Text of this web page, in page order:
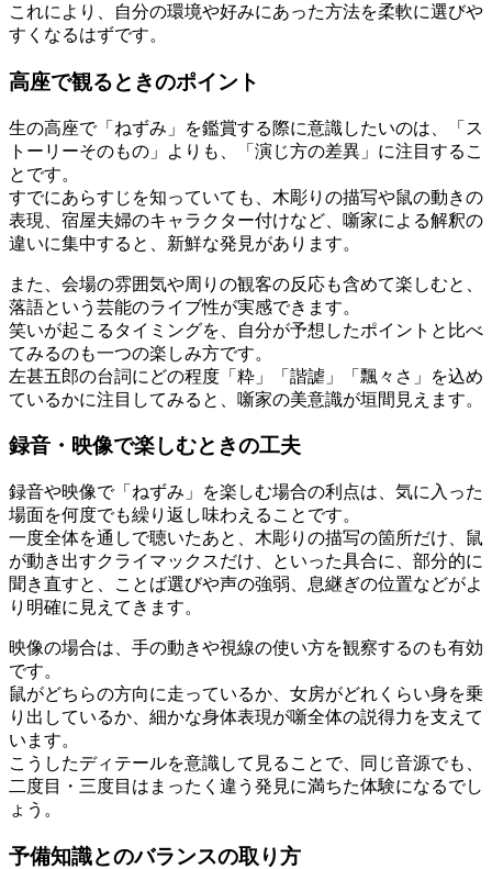
これにより、自分の環境や好みにあった方法を柔軟に選びや
すくなるはずです。
高座で観るときのポイント
生の高座で「ねずみ」を鑑賞する際に意識したいのは、「ス
トーリーそのもの」よりも、「演じ方の差異」に注目するこ
とです。
すでにあらすじを知っていても、木彫りの描写や鼠の動きの
表現、宿屋夫婦のキャラクター付けなど、噺家による解釈の
違いに集中すると、新鮮な発見があります。
また、会場の雰囲気や周りの観客の反応も含めて楽しむと、
落語という芸能のライブ性が実感できます。
笑いが起こるタイミングを、自分が予想したポイントと比べ
てみるのも一つの楽しみ方です。
左甚五郎の台詞にどの程度「粋」「諧謔」「飄々さ」を込め
ているかに注目してみると、噺家の美意識が垣間見えます。
録音・映像で楽しむときの工夫
録音や映像で「ねずみ」を楽しむ場合の利点は、気に入った
場面を何度でも繰り返し味わえることです。
一度全体を通しで聴いたあと、木彫りの描写の箇所だけ、鼠
が動き出すクライマックスだけ、といった具合に、部分的に
聞き直すと、ことば選びや声の強弱、息継ぎの位置などがよ
り明確に見えてきます。
映像の場合は、手の動きや視線の使い方を観察するのも有効
です。
鼠がどちらの方向に走っているか、女房がどれくらい身を乗
り出しているか、細かな身体表現が噺全体の説得力を支えて
います。
こうしたディテールを意識して見ることで、同じ音源でも、
二度目・三度目はまったく違う発見に満ちた体験になるでし
ょう。
予備知識とのバランスの取り方